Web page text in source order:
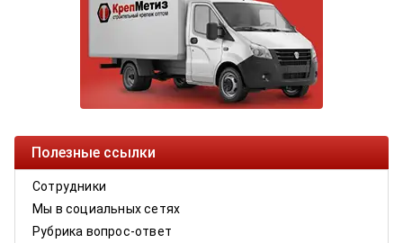
Полезные ссылки
Сотрудники
Мы в социальных сетях
Рубрика вопрос-ответ